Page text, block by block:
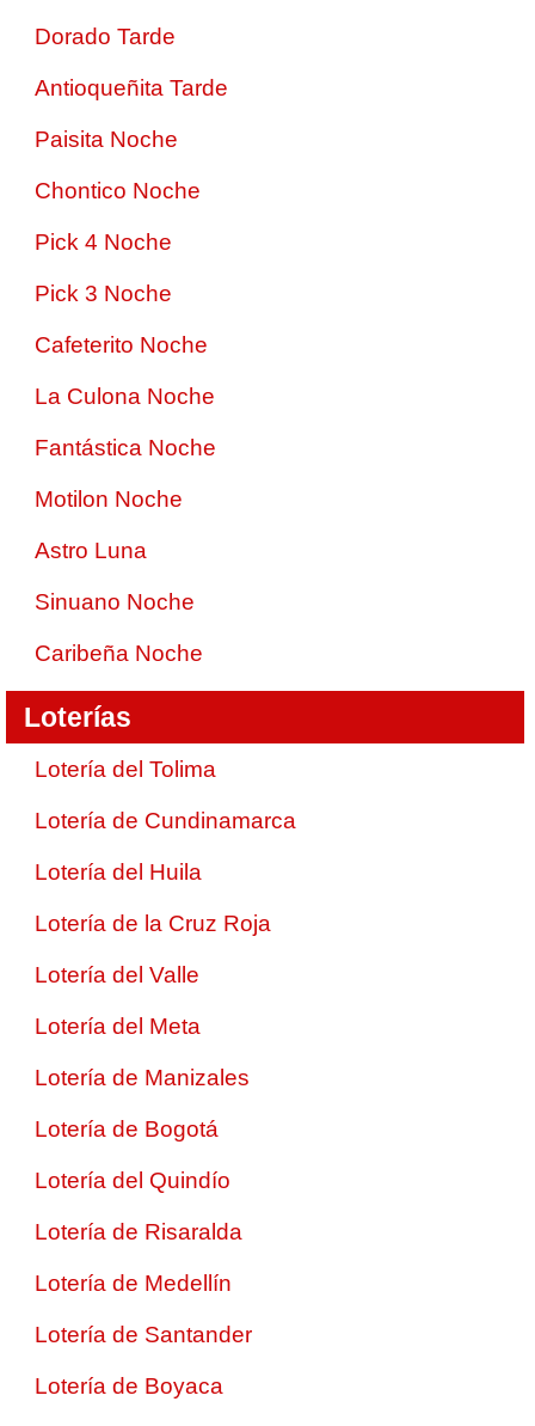
Dorado Tarde
Antioqueñita Tarde
Paisita Noche
Chontico Noche
Pick 4 Noche
Pick 3 Noche
Cafeterito Noche
La Culona Noche
Fantástica Noche
Motilon Noche
Astro Luna
Sinuano Noche
Caribeña Noche
Loterías
Lotería del Tolima
Lotería de Cundinamarca
Lotería del Huila
Lotería de la Cruz Roja
Lotería del Valle
Lotería del Meta
Lotería de Manizales
Lotería de Bogotá
Lotería del Quindío
Lotería de Risaralda
Lotería de Medellín
Lotería de Santander
Lotería de Boyaca